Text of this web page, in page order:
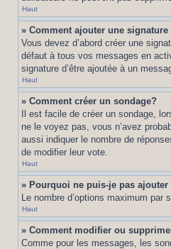
Haut
» Comment ajouter une signature
Vous devez d’abord créer une
défaut à tous vos messages en
signature d’être ajoutée à un
Haut
» Comment créer un sondage?
Il est facile de créer un sondage,
ne le voyez pas, vous n’avez
aussi indiquer le nombre de
de modifier leur vote.
Haut
» Pourquoi ne puis-je pas
Le nombre d’options maximum par
Haut
» Comment modifier ou
Comme pour les messages, les